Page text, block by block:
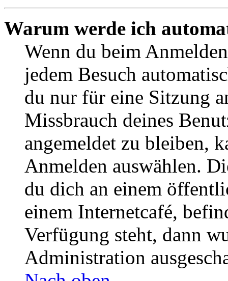
Warum werde ich
Wenn du beim
jedem Besuch
du nur für eine Sitzung
Missbrauch deines
angemeldet zu bleiben,
Anmelden auswählen.
du dich an einem
einem Internetcafé,
Verfügung steht, dann
Administration